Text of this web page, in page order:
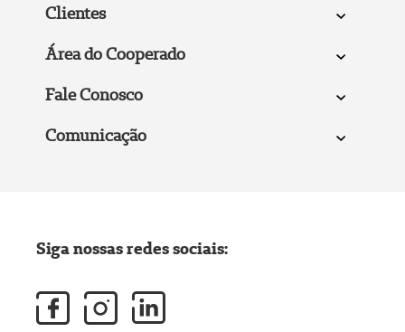
Clientes
Área do Cooperado
Fale Conosco
Comunicação
Siga nossas redes sociais: